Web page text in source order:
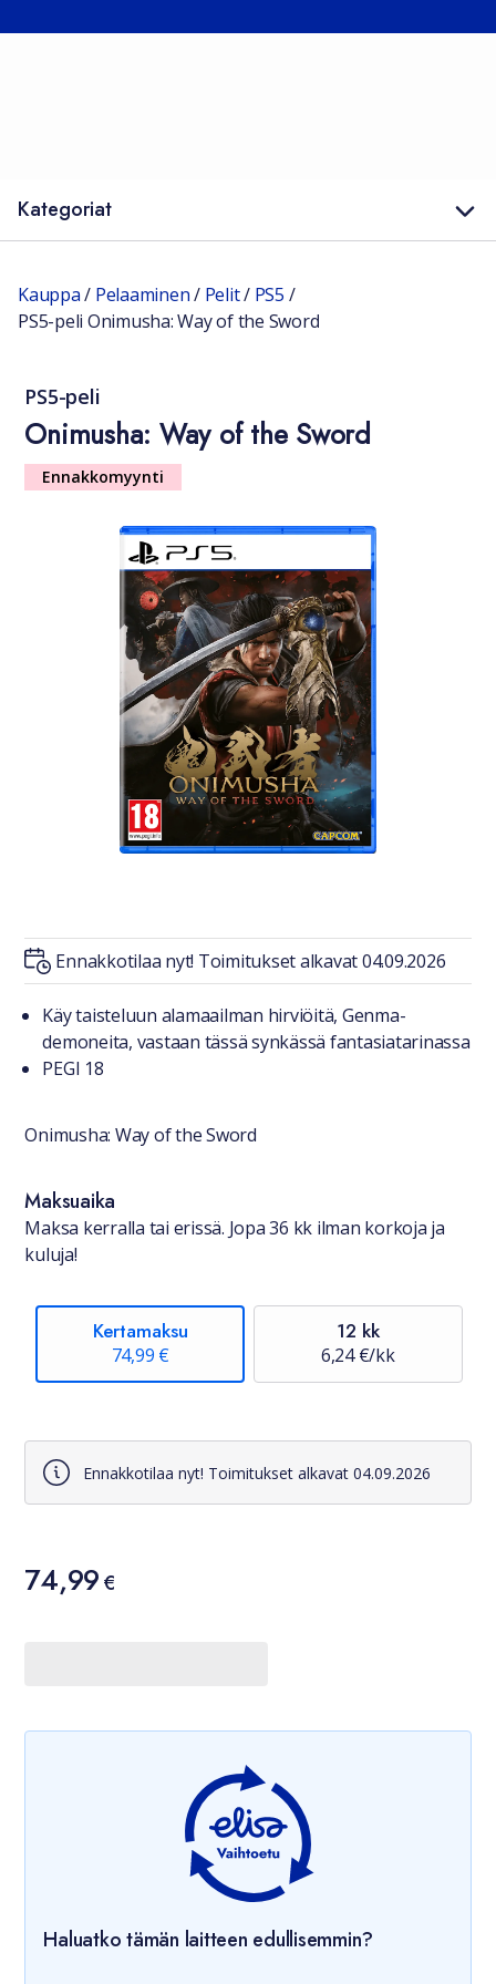
Kategoriat
Kauppa/ Pelaaminen/ Pelit/ PS5 /
PS5-peli Onimusha: Way of the Sword
PS5-peli
Onimusha: Way of the Sword
Ennakkomyynti
Ennakkotilaa nyt! Toimitukset alkavat 04.09.2026
Tuotteesta lyhyesti
Käy taisteluun alamaailman hirviöitä, Genma-
demoneita, vastaan tässä synkässä fantasiatarinassa
PEGI 18
Onimusha: Way of the Sword
Maksuaika
Maksa kerralla tai erissä. Jopa 36 kk ilman korkoja ja
kuluja!
Kertamaksu
74,99 €
12 kk
6,24 €/kk
Ennakkotilaa nyt! Toimitukset alkavat 04.09.2026
Hinta
74,99 €
74,99€
Haluatko tämän laitteen edullisemmin?